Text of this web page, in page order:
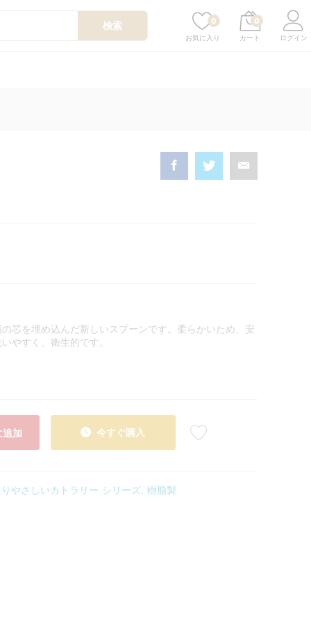
検索
お気に入り
0
カート
0
ログイン
芯を埋め込んだ新しいスプーンです。柔らかいため、安
やすく、衛生的です。
追加 今すぐ購入
やさしいカトラリー シリーズ, 樹脂製
1,100 カートに入れる